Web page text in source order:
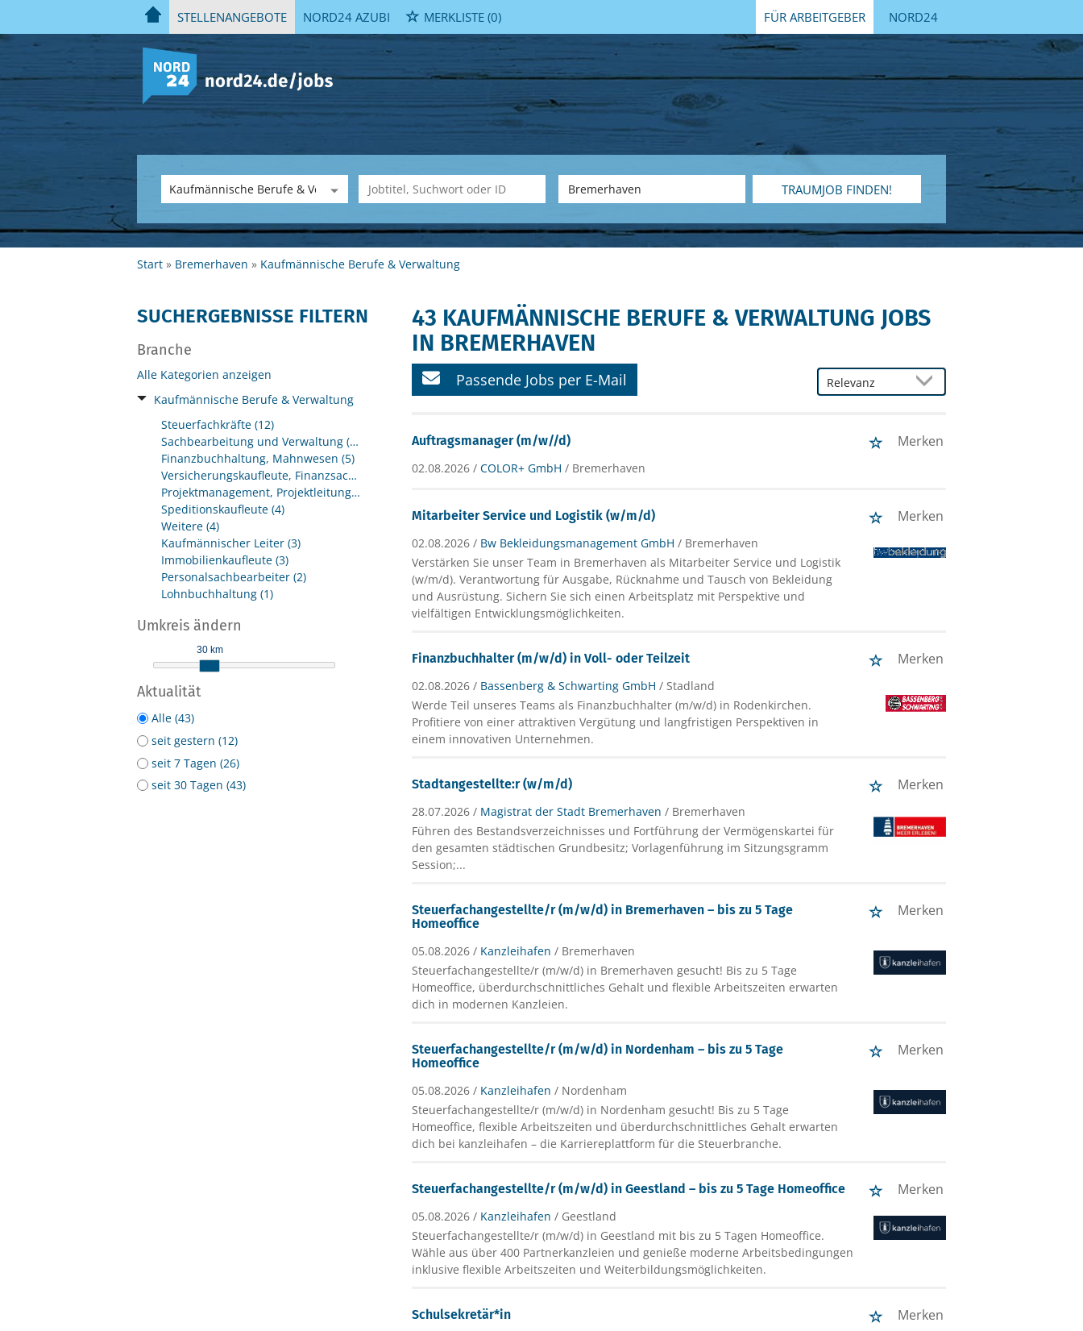
STELLENANGEBOTE NORD24 AZUBI MERKLISTE (0) FÜR ARBEITGEBER NORD24
TRAUMJOB FINDEN!
Start Bremerhaven Kaufmännische Berufe & Verwaltung
SUCHERGEBNISSE FILTERN
Branche
Alle Kategorien anzeigen
Kaufmännische Berufe & Verwaltung
Steuerfachkräfte (12)
Sachbearbeitung und Verwaltung (11)
Finanzbuchhaltung, Mahnwesen (5)
Versicherungskaufleute, Finanzsachbearbeitung (5)
Projektmanagement, Projektleitung (5)
Speditionskaufleute (4)
Weitere (4)
Kaufmännischer Leiter (3)
Immobilienkaufleute (3)
Personalsachbearbeiter (2)
Lohnbuchhaltung (1)
Umkreis ändern
30 km
Aktualität
Alle (43)
seit gestern (12)
seit 7 Tagen (26)
seit 30 Tagen (43)
43 KAUFMÄNNISCHE BERUFE & VERWALTUNG JOBS
IN BREMERHAVEN
Passende Jobs per E-Mail
Auftragsmanager (m/w//d) Merken
02.08.2026 /COLOR+ GmbH / Bremerhaven
Mitarbeiter Service und Logistik (w/m/d) Merken
02.08.2026 / Bw Bekleidungsmanagement GmbH / Bremerhaven
Verstärken Sie unser Team in Bremerhaven als Mitarbeiter Service und Logistik
(w/m/d). Verantwortung für Ausgabe, Rücknahme und Tausch von Bekleidung
und Ausrüstung. Sichern Sie sich einen Arbeitsplatz mit Perspektive und
vielfältigen Entwicklungsmöglichkeiten.
Finanzbuchhalter (m/w/d) in Voll- oder Teilzeit Merken
02.08.2026 / Bassenberg & Schwarting GmbH / Stadland
Werde Teil unseres Teams als Finanzbuchhalter (m/w/d) in Rodenkirchen.
Profitiere von einer attraktiven Vergütung und langfristigen Perspektiven in
einem innovativen Unternehmen.
Stadtangestellte:r (w/m/d) Merken
28.07.2026 / Magistrat der Stadt Bremerhaven / Bremerhaven
Führen des Bestandsverzeichnisses und Fortführung der Vermögenskartei für
den gesamten städtischen Grundbesitz; Vorlagenführung im Sitzungsgramm
Session;...
Steuerfachangestellte/r (m/w/d) in Bremerhaven – bis zu 5 Tage
Homeoffice
Merken
05.08.2026 / Kanzleihafen / Bremerhaven
Steuerfachangestellte/r (m/w/d) in Bremerhaven gesucht! Bis zu 5 Tage
Homeoffice, überdurchschnittliches Gehalt und flexible Arbeitszeiten erwarten
dich in modernen Kanzleien.
Steuerfachangestellte/r (m/w/d) in Nordenham – bis zu 5 Tage
Homeoffice
Merken
05.08.2026 / Kanzleihafen / Nordenham
Steuerfachangestellte/r (m/w/d) in Nordenham gesucht! Bis zu 5 Tage
Homeoffice, flexible Arbeitszeiten und überdurchschnittliches Gehalt erwarten
dich bei kanzleihafen – die Karriereplattform für die Steuerbranche.
Steuerfachangestellte/r (m/w/d) in Geestland – bis zu 5 Tage Homeoffice Merken
05.08.2026 / Kanzleihafen / Geestland
Steuerfachangestellte/r (m/w/d) in Geestland mit bis zu 5 Tagen Homeoffice.
Wähle aus über 400 Partnerkanzleien und genieße moderne Arbeitsbedingungen
inklusive flexible Arbeitszeiten und Weiterbildungsmöglichkeiten.
Schulsekretär*in Merken